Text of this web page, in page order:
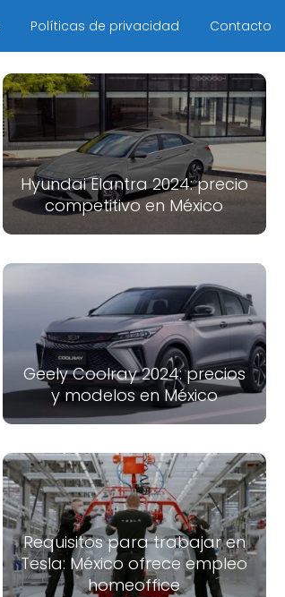
Políticas de privacidad Contacto
Hyundai Elantra 2024: precio
competitivo en México
Geely Coolray 2024: precios
y modelos en México
Requisitos para trabajar en
Tesla: México ofrece empleo
homeoffice